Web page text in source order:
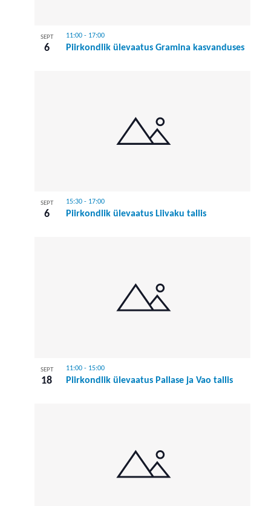
SEPT
6 Piirkondlik ülevaatus Gramina kasvanduses
11:00- 17:00
SEPT
6 Piirkondlik ülevaatus Liivaku tallis
15:30- 17:00
SEPT
18 Piirkondlik ülevaatus Pallase ja Vao tallis
11:00- 15:00